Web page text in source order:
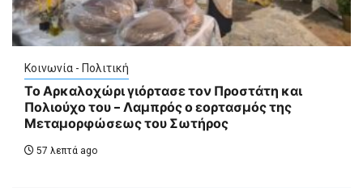
Κοινωνία - Πολιτική
Το Αρκαλοχώρι γιόρτασε τον Προστάτη και
Πολιούχο του – Λαμπρός ο εορτασμός της
Μεταμορφώσεως του Σωτήρος
57 λεπτά ago